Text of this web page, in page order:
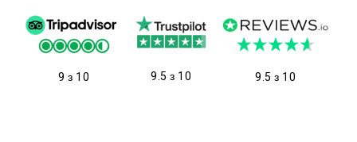
9 з 10 9.5 з 10 9.5 з 10